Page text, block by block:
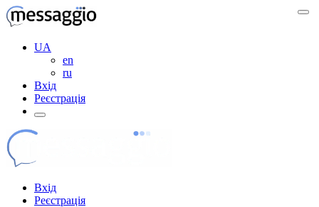
UA
en
ru
Вхід
Реєстрація
Вхід
Реєстрація